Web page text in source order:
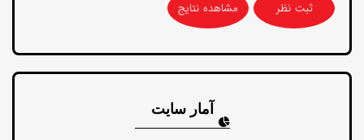
مشاهده نتایج
آمار سایت